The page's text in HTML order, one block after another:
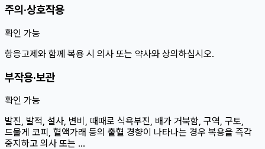
주의·상호작용
확인 가능
항응고제와 함께 복용 시 의사 또는 약사와 상의하십시오.
부작용·보관
확인 가능
발진, 발적, 설사, 변비, 때때로 식욕부진, 배가 거북함, 구역, 구토,
드물게 코피, 혈액가래 등의 출혈 경향이 나타나는 경우 복용을 즉각
중지하고 의사 또는 …